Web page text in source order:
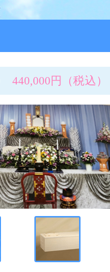
440,000円（税込）